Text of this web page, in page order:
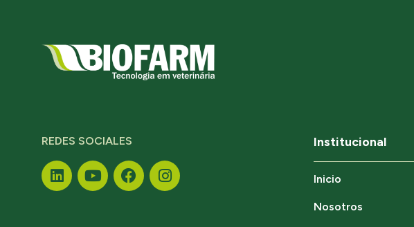
REDES SOCIALES Institucional
Inicio
Nosotros